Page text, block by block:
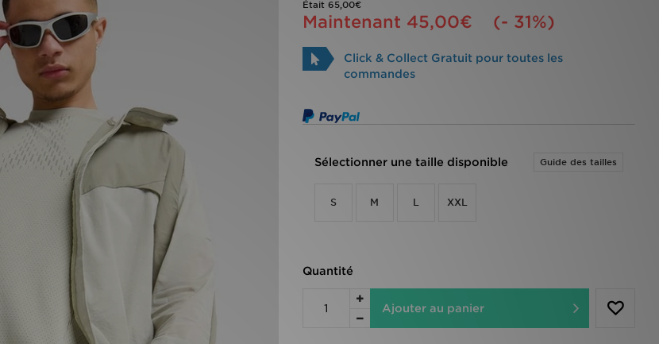
Était 65,00€
Maintenant 45,00€ (- 31%)
Click & Collect Gratuit pour toutes les
commandes
Sélectionner une taille disponible Guide des tailles
S M L XXL
Quantité
Ajouter au panier